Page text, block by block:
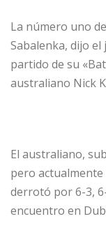
La número uno
Sabalenka, dijo
partido de su
australiano Nick
El australiano,
pero actualmente
derrotó por 6-3,
encuentro en